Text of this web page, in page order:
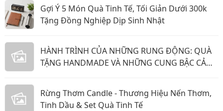
Gợi Ý 5 Món Quà Tinh Tế, Tối Giản Dưới 300k
Tặng Đồng Nghiệp Dịp Sinh Nhật
HÀNH TRÌNH CỦA NHỮNG RUNG ĐỘNG: QUÀ
TẶNG HANDMADE VÀ NHỮNG CUNG BẬC CẢM
Rừng Thơm Candle - Thương Hiệu Nến Thơm,
Tinh Dầu & Set Quà Tinh Tế